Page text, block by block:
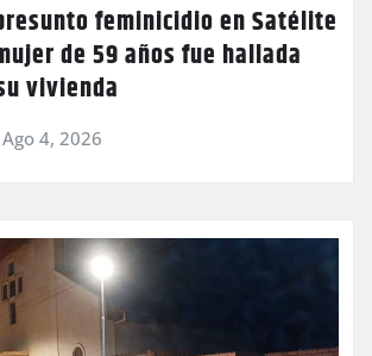
feminicidio en Satélite
de 59 años fue hallada
vivienda
Ago 4, 2026